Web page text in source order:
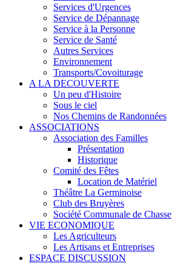
Services d'Urgences
Service de Dépannage
Service à la Personne
Service de Santé
Autres Services
Environnement
Transports/Covoiturage
A LA DECOUVERTE
Un peu d'Histoire
Sous le ciel
Nos Chemins de Randonnées
ASSOCIATIONS
Association des Familles
Présentation
Historique
Comité des Fêtes
Location de Matériel
Théâtre La Germinoise
Club des Bruyères
Société Communale de Chasse
VIE ECONOMIQUE
Les Agriculteurs
Les Artisans et Entreprises
ESPACE DISCUSSION